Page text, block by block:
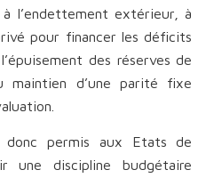
l’endettement extérieur, à
pour financer les déficits
des réserves de
maintien d’une parité fixe
permis aux Etats de
une discipline budgétaire